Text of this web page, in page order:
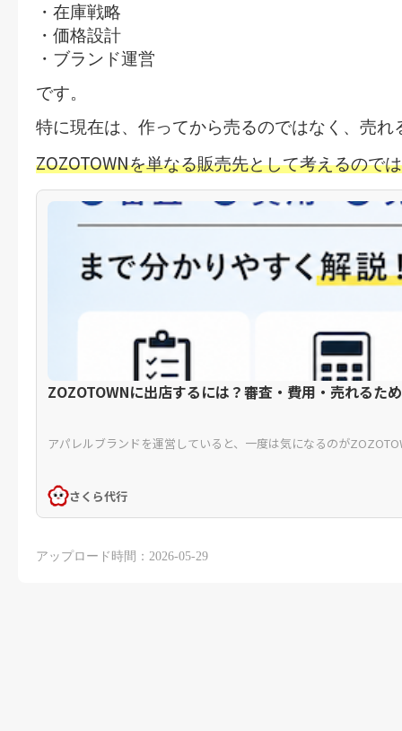
・在庫戦略
・価格設計
・ブランド運営
です。
特に現在は、 作ってから売るのではなく、 売れ
ZOZOTOWNを単なる販売先として考えるので
ZOZOTOWNに出店するには？審査・費用・売れるた
アパレルブランドを運営していると、一度は気になるのが
さくら代行
アップロード時間：2026-05-29